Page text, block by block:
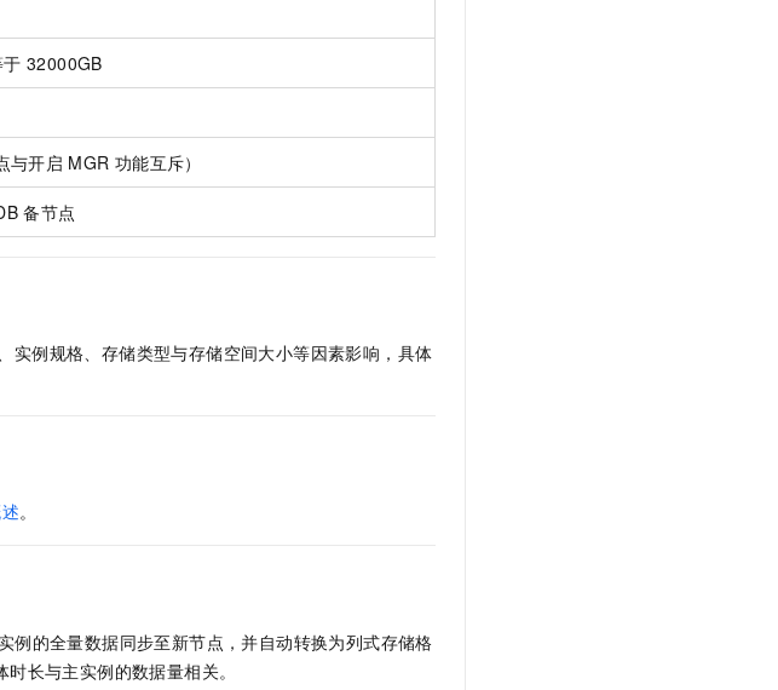
32000GB
与开启 MGR 功能互斥）
备节点
实例规格、存储类型与存储空间大小等因素影响，具体
。
例的全量数据同步至新节点，并自动转换为列式存储格
长与主实例的数据量相关。
方案
体
AI Native 的算法工程平台，一站式完成建模、训练、推理服务部署
企业级人与Agent协作平台，接入和调度多个数字员工
秒悟
云端极速 AI 应用创作平台
定制小程序